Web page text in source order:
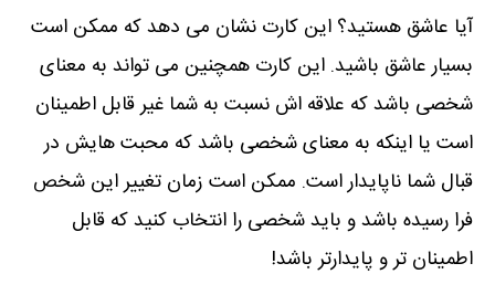
آیا عاشق ھستید؟ این کارت نشان می دھد که ممکن است
بسیار عاشق باشید. این کارت ھمچنین می تواند به معنای
شخصی باشد که علاقه اش نسبت به شما غیر قابل اطمینان
است یا اینکه به معنای شخصی باشد که محبت ھایش در
قبال شما ناپایدار است. ممکن است زمان تغییر این شخص
فرا رسیده باشد و باید شخصی را انتخاب کنید که قابل
اطمینان تر و پایدارتر باشد!